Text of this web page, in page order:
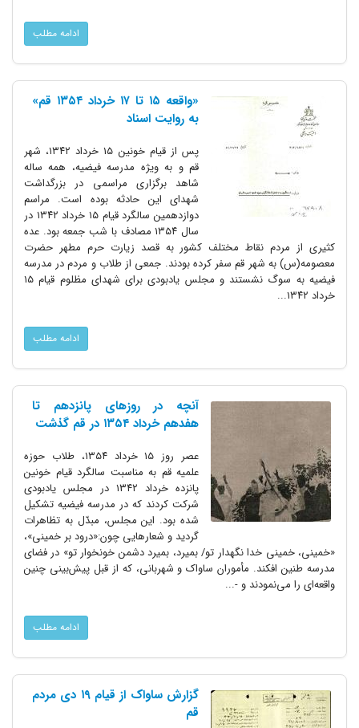
ادامه مطلب
«واقعه ۱۵ تا ۱۷ خرداد ۱۳۵۴ قم»
به روایت اسناد
پس از قیام خونین ۱۵ خرداد ۱۳۴۲، شهر
قم و به ویژه مدرسه فیضیه، همه ساله
شاهد برگزاری مراسمی در بزرگداشت
شهدای این حادثه بوده است. مراسم
دوازدهمین سالگرد قیام ۱۵ خرداد ۱۳۴۲ در
سال ۱۳۵۴ مصادف با شب جمعه بود. عده
کثیری از مردم نقاط مختلف کشور به قصد زیارت حرم مطهر حضرت
معصومه(س) به شهر قم سفر کرده بودند. جمعی از طلاب و مردم در مدرسه‌
فیضیه به سوگ نشستند و مجلس یادبودی برای شهدای مظلوم قیام ۱۵
خرداد ۱۳۴۲...
ادامه مطلب
آنچه در روزهای پانزدهم تا
هفدهم خرداد ۱۳۵۴ در قم گذشت‌
عصر‌ روز‌ ۱۵ خرداد ۱۳۵۴، طلاب حوزه
علمیه قم به مناسبت سالگرد قیام خونین
پانزده خرداد ۱۳۴۲ در‌ مجلس یادبودی
شرکت کردند که در مدرسه فیضیه تشکیل
شده بود. این مجلس‌، مبدّل به تظاهرات
گردید‌ و شعارهایی‌ چون:«درود بر خمینی»،
«خمینی، خمینی خدا نگهدار تو/ بمیرد، بمیرد دشمن خونخوار تو» در فضای
مدرسه طنین افکند. مأموران ساواک و شهربانی، که‌ از قبل پیش‌بینی چنین
واقعه‌ای را می‌نمودند و -...
ادامه مطلب
گزارش ساواک از قیام ۱۹ دی مردم